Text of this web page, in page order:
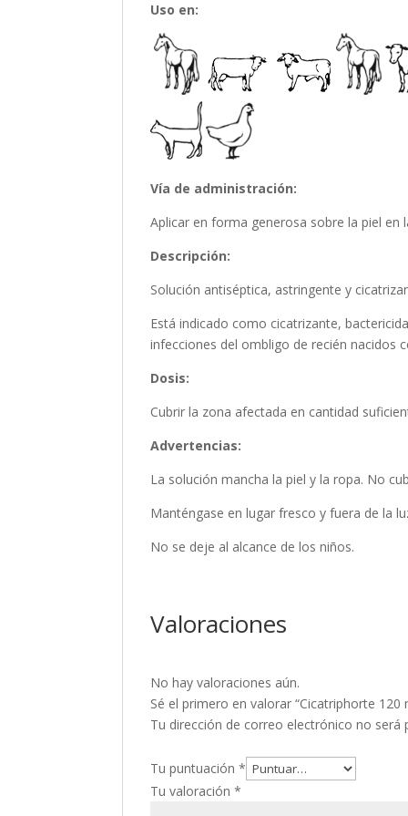
Uso en:
Vía de administración:
Aplicar en forma generosa sobre la piel
Descripción:
Solución antiséptica, astringente y
Está indicado como cicatrizante,
infecciones del ombligo de recién nacidos
Dosis:
Cubrir la zona afectada en cantidad
Advertencias:
La solución mancha la piel y la ropa. No
Manténgase en lugar fresco y fuera de la
No se deje al alcance de los niños.
Valoraciones
No hay valoraciones aún.
Sé el primero en valorar “Cicatriphorte 120
Tu dirección de correo electrónico no será
Tu puntuación*
Tu valoración*